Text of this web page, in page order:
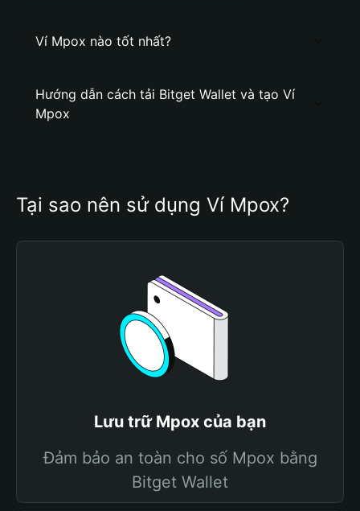
Ví Mpox nào tốt nhất?
Hướng dẫn cách tải Bitget Wallet và tạo Ví
Mpox
Tại sao nên sử dụng Ví Mpox?
Lưu trữ Mpox của bạn
Đảm bảo an toàn cho số Mpox bằng
Bitget Wallet